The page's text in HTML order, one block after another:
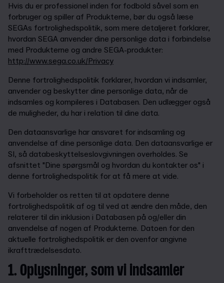
Hvis du er professionel inden for fodbold såvel som en
forbruger og spiller af Produkterne, bør du også læse
SEGAs fortrolighedspolitik, som mere detaljeret forklarer,
hvordan SEGA anvender dine personlige data i forbindelse
med Produkterne og andre SEGA-produkter:
http://www.sega.co.uk/Privacy
Denne fortrolighedspolitik forklarer, hvordan vi indsamler,
anvender og beskytter dine personlige data, når de
indsamles og kompileres i Databasen. Den udlægger også
de muligheder, du har i relation til dine data.
Den dataansvarlige har ansvaret for indsamling og
anvendelse af dine personlige data. Den dataansvarlige er
SI, så databeskyttelseslovgivningen overholdes. Se
afsnittet "Dine spørgsmål og hvordan du kontakter os" i
denne fortrolighedspolitik for at få mere at vide.
Vi forbeholder os retten til at opdatere denne
fortrolighedspolitik af og til ved at ændre den måde, den
relaterer til din inklusion i Databasen på og/eller din
anvendelse af nogen af Produkterne. Datoen for den
aktuelle fortrolighedspolitik er den ovenfor angivne
ikrafttrædelsesdato.
1. Oplysninger, som vi indsamler